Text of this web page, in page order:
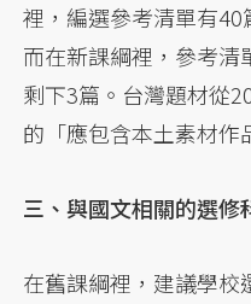
裡，編選參考清單有40
而在新課綱裡，參考清
剩下3篇。台灣題材從
的「應包含本土素材作
三、與國文相關的選修
在舊課綱裡，建議學校